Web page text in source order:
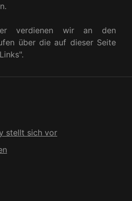
verdienen wir an den
über die auf dieser Seite
stellt sich vor